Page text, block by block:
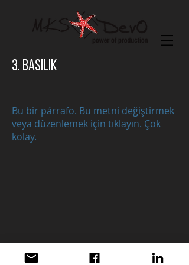
3. Basilik
Bu bir párrafo. Bu metni değiştirmek
veya düzenlemek için tıklayın. Çok
kolay.